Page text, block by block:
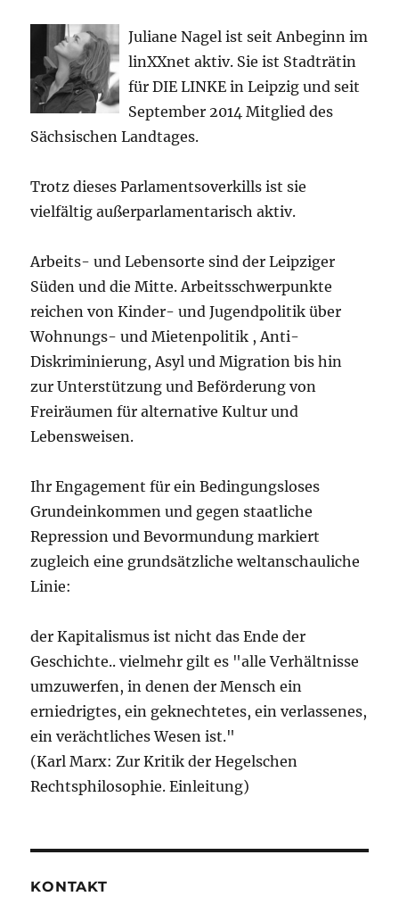
Juliane Nagel ist seit Anbeginn im
linXXnet aktiv. Sie ist Stadträtin
für DIE LINKE in Leipzig und seit
September 2014 Mitglied des
Sächsischen Landtages.
Trotz dieses Parlamentsoverkills ist sie
vielfältig außerparlamentarisch aktiv.
Arbeits- und Lebensorte sind der Leipziger
Süden und die Mitte. Arbeitsschwerpunkte
reichen von Kinder- und Jugendpolitik über
Wohnungs- und Mietenpolitik , Anti-
Diskriminierung, Asyl und Migration bis hin
zur Unterstützung und Beförderung von
Freiräumen für alternative Kultur und
Lebensweisen.
Ihr Engagement für ein Bedingungsloses
Grundeinkommen und gegen staatliche
Repression und Bevormundung markiert
zugleich eine grundsätzliche weltanschauliche
Linie:
der Kapitalismus ist nicht das Ende der
Geschichte.. vielmehr gilt es "alle Verhältnisse
umzuwerfen, in denen der Mensch ein
erniedrigtes, ein geknechtetes, ein verlassenes,
ein verächtliches Wesen ist."
(Karl Marx: Zur Kritik der Hegelschen
Rechtsphilosophie. Einleitung)
KONTAKT